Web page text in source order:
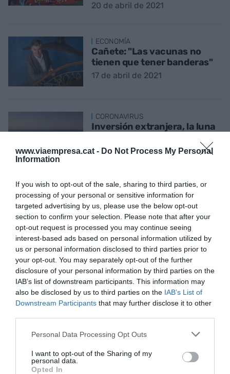
www.viaempresa.cat - Do Not Process My Personal
Information
If you wish to opt-out of the sale, sharing to third parties, or
processing of your personal or sensitive information for
targeted advertising by us, please use the below opt-out
section to confirm your selection. Please note that after your
opt-out request is processed you may continue seeing
interest-based ads based on personal information utilized by
us or personal information disclosed to third parties prior to
your opt-out. You may separately opt-out of the further
disclosure of your personal information by third parties on the
IAB’s list of downstream participants. This information may
also be disclosed by us to third parties on the IAB’s List of
Downstream Participants that may further disclose it to other
Personal Data Processing Opt Outs
I want to opt-out of the Sharing of my
personal data.
Opted In
20 de abril de 2021
ECONOMÍA
Cañete: "Las vacunas no
tienen que tener banderas"
17 de abril de 2021
CORONAVIRUS
Inversión extranjera, la luna
tiempo de covid
ECONOMÍA
Infraestructuras: la
conversación de siempre,
realidad que no llega
13 de abril de 2021
RANKING
El vino más admirado del
mundo es de Catalunya
LIBROS DE EMPRESA